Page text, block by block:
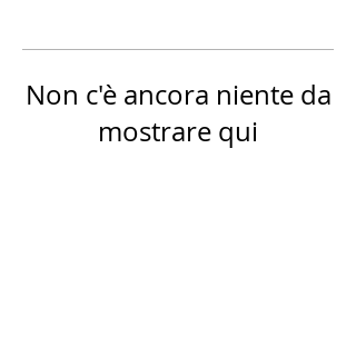
Non c'è ancora niente da
mostrare qui